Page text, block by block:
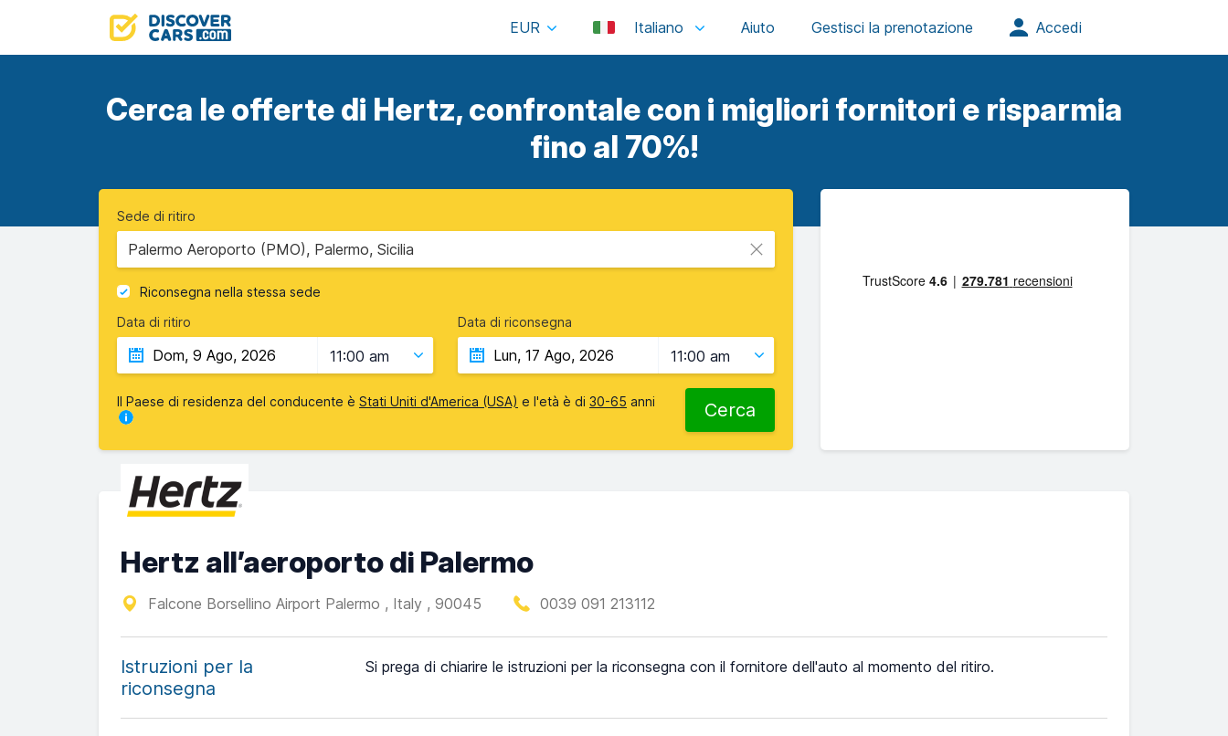
EUR Italiano
Cerca le offerte di Hertz, confrontale con i migliori fornitori e risparmia
fino al 70%!
Sede di ritiro
Palermo Aeroporto (PMO), Palermo, Sicilia
Riconsegna nella stessa sede
Data di ritiro
11:00 am
Data di riconsegna
11:00 am
Il Paese di residenza del conducente è Stati Uniti d'America (USA) e l'età è di 30-65 anni Cerca
Hertz all’aeroporto di Palermo
Falcone Borsellino Airport Palermo , Italy , 90045 0039 091 213112
Istruzioni per la
riconsegna
Si prega di chiarire le istruzioni per la riconsegna con il fornitore dell'auto al momento del ritiro.